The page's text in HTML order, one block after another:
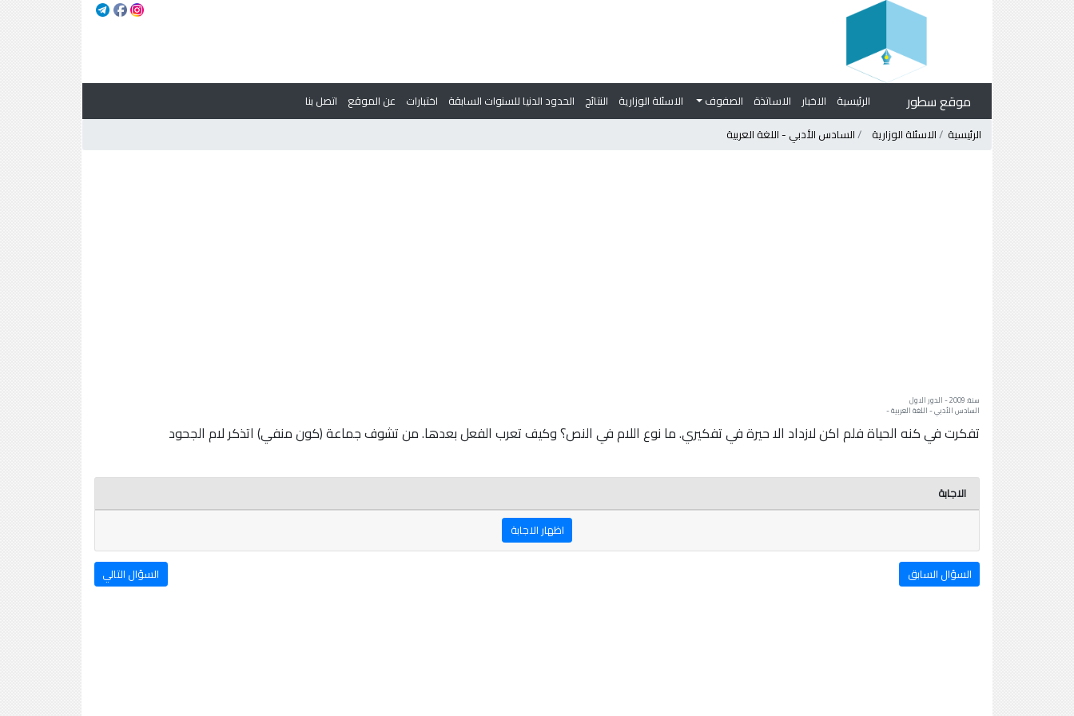
موقع سطور الرئيسية الاخبار الاساتذة الصفوف الاسئلة الوزارية النتائج الحدود الدنيا للسنوات السابقة اختبارات عن الموقع
اتصل بنا
الرئيسية
الاسئلة الوزارية السادس الأدبي - اللغة العربية
سنة: 2009 - الدور الاول
السادس الأدبي - اللغة العربية -
تفكرت في كنه الحياة فلم اكن لازداد الا حيرة في تفكيري. ما نوع اللام في النص؟ وكيف تعرب الفعل بعدها. من تشوف جماعة (كون منفي) اتذكر لام الجحود
الاجابة
اظهار الاجابة
السؤال السابق السؤال التالي